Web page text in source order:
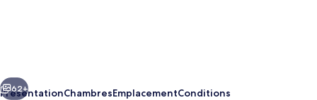
Suivant
62+
PrésentationChambresEmplacementConditions